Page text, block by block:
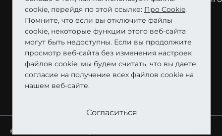
Кар’єра
©STALEKS 2026. Все права защищены.
cookie, перейдя по этой ссылке: Про Cookie.
Помните, что если вы отключите файлы
cookie, некоторые функции этого веб-сайта
могут быть недоступны. Если вы продолжите
просмотр веб-сайта без изменения настроек
файлов cookie, мы будем считать, что вы даете
согласие на получение всех файлов cookie на
нашем веб-сайте.
Согласиться